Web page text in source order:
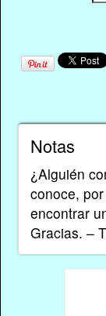
Notas
¿Alguién
conoce,
encontrar
Gracias. –